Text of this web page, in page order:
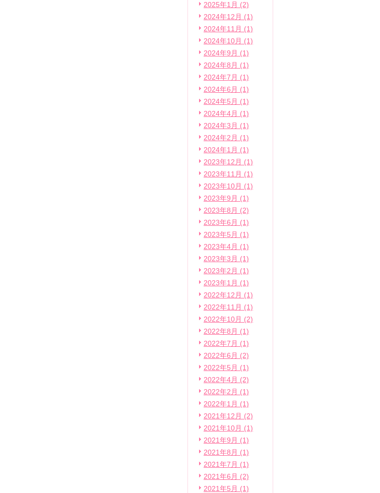
2025年1月 (2)
2024年12月 (1)
2024年11月 (1)
2024年10月 (1)
2024年9月 (1)
2024年8月 (1)
2024年7月 (1)
2024年6月 (1)
2024年5月 (1)
2024年4月 (1)
2024年3月 (1)
2024年2月 (1)
2024年1月 (1)
2023年12月 (1)
2023年11月 (1)
2023年10月 (1)
2023年9月 (1)
2023年8月 (2)
2023年6月 (1)
2023年5月 (1)
2023年4月 (1)
2023年3月 (1)
2023年2月 (1)
2023年1月 (1)
2022年12月 (1)
2022年11月 (1)
2022年10月 (2)
2022年8月 (1)
2022年7月 (1)
2022年6月 (2)
2022年5月 (1)
2022年4月 (2)
2022年2月 (1)
2022年1月 (1)
2021年12月 (2)
2021年10月 (1)
2021年9月 (1)
2021年8月 (1)
2021年7月 (1)
2021年6月 (2)
2021年5月 (1)